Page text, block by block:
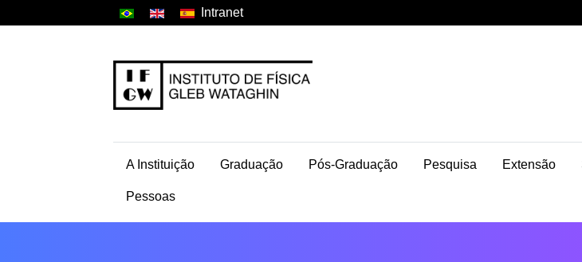
Intranet
A Instituição Graduação Pós-Graduação Pesquisa Extensão
Pessoas